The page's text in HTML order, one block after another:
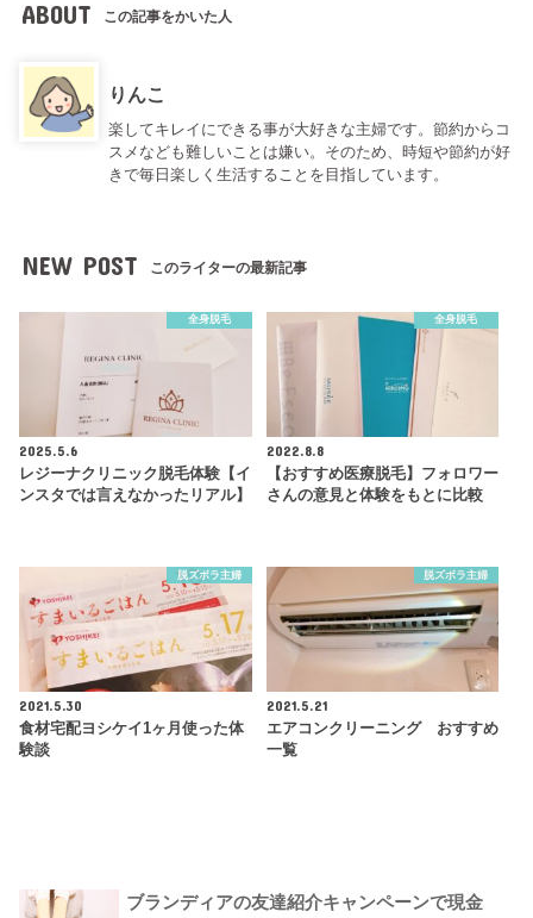
ABOUT この記事をかいた人
りんこ
楽してキレイにできる事が大好きな主婦です。節約からコ
スメなども難しいことは嫌い。そのため、時短や節約が好
きで毎日楽しく生活することを目指しています。
NEW POST このライターの最新記事
全身脱毛
2025.5.6
レジーナクリニック脱毛体験【イ
ンスタでは言えなかったリアル】
全身脱毛
2022.8.8
【おすすめ医療脱毛】フォロワー
さんの意見と体験をもとに比較
脱ズボラ主婦
2021.5.30
食材宅配ヨシケイ1ヶ月使った体
験談
脱ズボラ主婦
2021.5.21
エアコンクリーニング おすすめ
一覧
ブランディアの友達紹介キャンペーンで現金